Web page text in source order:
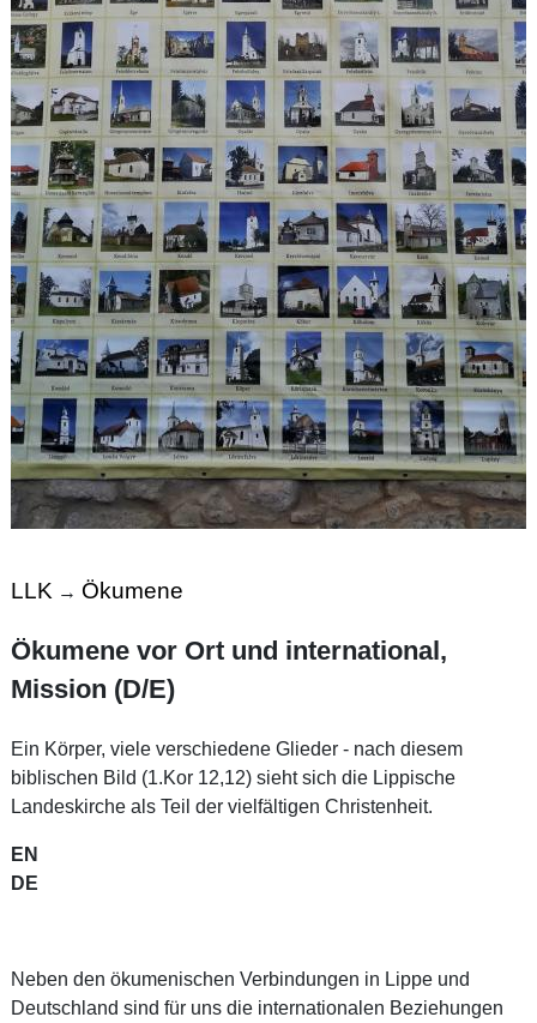
LLK → Ökumene
Ökumene vor Ort und international,
Mission (D/E)
Ein Körper, viele verschiedene Glieder - nach diesem
biblischen Bild (1.Kor 12,12) sieht sich die Lippische
Landeskirche als Teil der vielfältigen Christenheit.
EN
DE
Neben den ökumenischen Verbindungen in Lippe und
Deutschland sind für uns die internationalen Beziehungen